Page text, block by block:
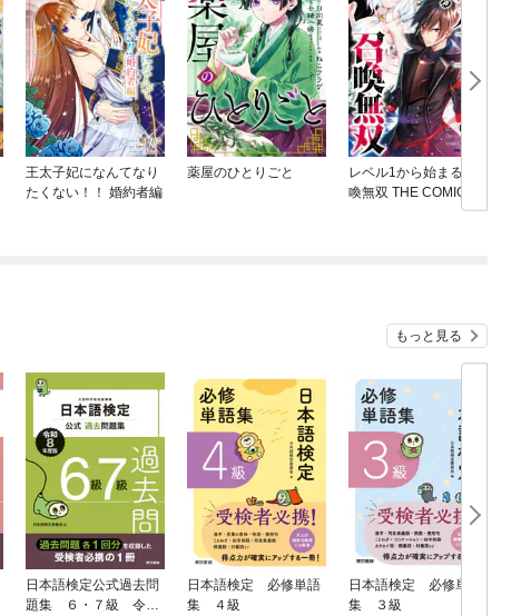
王太子妃になんてなり
たくない！！ 婚約者編
薬屋のひとりごと
レベル1から始まる召
喚無双 THE COMIC
もっと見る
日本語検定公式過去問
題集 ６・７級 令和
日本語検定 必修単語
集 ４級
日本語検定 必修単語
集 ３級